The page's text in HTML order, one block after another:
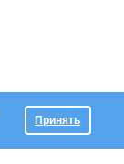
Принять